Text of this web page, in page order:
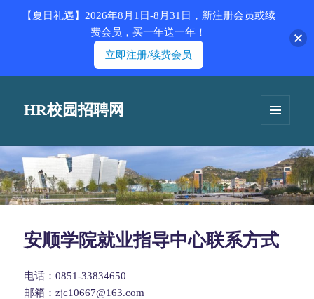
HR校园招聘网
安顺学院就业指导中心联系方式
电话：0851-33834650
邮箱：zjc10667@163.com
【夏日礼遇】2026年8月1日-8月31日，新注册会员或续
费会员，买一年送一年！
立即注册/续费会员